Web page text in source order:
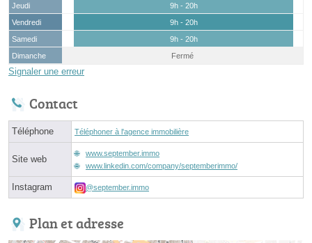
Jeudi
9h - 20h
Vendredi
9h - 20h
Samedi
9h - 20h
Dimanche
Fermé
Signaler une erreur
Contact
Téléphone Téléphoner à l'agence immobilière
Site web
www.september.immo
www.linkedin.com/company/septemberimmo/
Instagram @september.immo
Plan et adresse